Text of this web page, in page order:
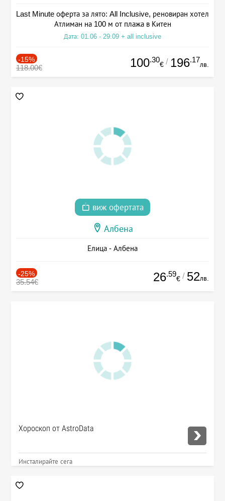
Last Minute оферта за лято: All Inclusive, реновиран хотел
Атлиман на 100 м от плажа в Китен
Дата: 01.06 - 29.09 + all inclusive
-15%
118.00€ 100.30
€ / 196.17
лв.
виж офертата
Албена
Елица - Албена
-25%
35.54€ 26.59
€ / 52лв.
Хороскоп от AstroData
Инсталирайте сега